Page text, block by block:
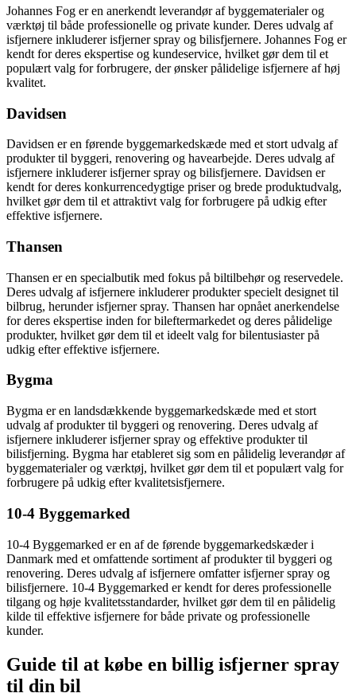
Johannes Fog er en anerkendt leverandør af byggematerialer og
værktøj til både professionelle og private kunder. Deres udvalg af
isfjernere inkluderer isfjerner spray og bilisfjernere. Johannes Fog er
kendt for deres ekspertise og kundeservice, hvilket gør dem til et
populært valg for forbrugere, der ønsker pålidelige isfjernere af høj
kvalitet.
Davidsen
Davidsen er en førende byggemarkedskæde med et stort udvalg af
produkter til byggeri, renovering og havearbejde. Deres udvalg af
isfjernere inkluderer isfjerner spray og bilisfjernere. Davidsen er
kendt for deres konkurrencedygtige priser og brede produktudvalg,
hvilket gør dem til et attraktivt valg for forbrugere på udkig efter
effektive isfjernere.
Thansen
Thansen er en specialbutik med fokus på biltilbehør og reservedele.
Deres udvalg af isfjernere inkluderer produkter specielt designet til
bilbrug, herunder isfjerner spray. Thansen har opnået anerkendelse
for deres ekspertise inden for bileftermarkedet og deres pålidelige
produkter, hvilket gør dem til et ideelt valg for bilentusiaster på
udkig efter effektive isfjernere.
Bygma
Bygma er en landsdækkende byggemarkedskæde med et stort
udvalg af produkter til byggeri og renovering. Deres udvalg af
isfjernere inkluderer isfjerner spray og effektive produkter til
bilisfjerning. Bygma har etableret sig som en pålidelig leverandør af
byggematerialer og værktøj, hvilket gør dem til et populært valg for
forbrugere på udkig efter kvalitetsisfjernere.
10-4 Byggemarked
10-4 Byggemarked er en af de førende byggemarkedskæder i
Danmark med et omfattende sortiment af produkter til byggeri og
renovering. Deres udvalg af isfjernere omfatter isfjerner spray og
bilisfjernere. 10-4 Byggemarked er kendt for deres professionelle
tilgang og høje kvalitetsstandarder, hvilket gør dem til en pålidelig
kilde til effektive isfjernere for både private og professionelle
kunder.
Guide til at købe en billig isfjerner spray
til din bil